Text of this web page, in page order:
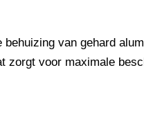
behuizing van gehard
zorgt voor maximale